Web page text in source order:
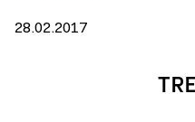
28.02.2017